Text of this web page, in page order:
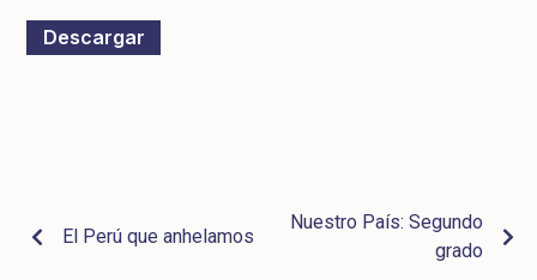
Descargar
El Perú que anhelamos
Nuestro País: Segundo
grado